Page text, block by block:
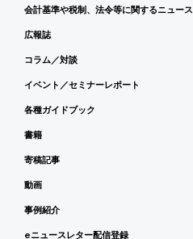
会計基準や税制、法令等に関するニュース
広報誌
コラム／対談
イベント／セミナーレポート
各種ガイドブック
書籍
寄稿記事
動画
事例紹介
eニュースレター配信登録